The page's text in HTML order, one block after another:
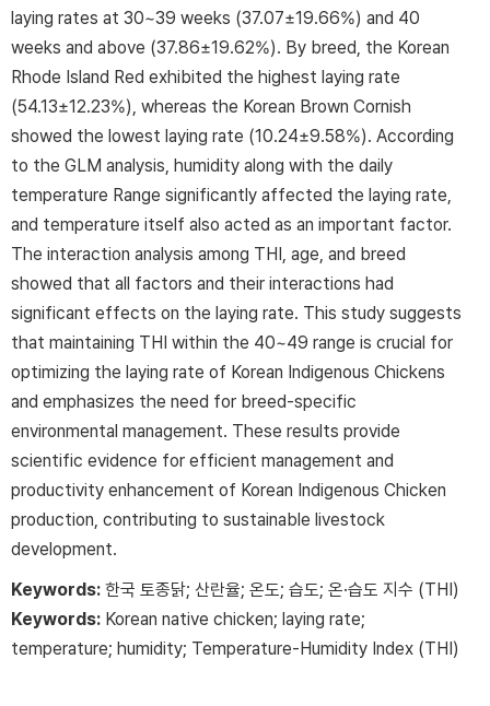
laying rates at 30~39 weeks (37.07±19.66%) and 40
weeks and above (37.86±19.62%). By breed, the Korean
Rhode Island Red exhibited the highest laying rate
(54.13±12.23%), whereas the Korean Brown Cornish
showed the lowest laying rate (10.24±9.58%). According
to the GLM analysis, humidity along with the daily
temperature Range significantly affected the laying rate,
and temperature itself also acted as an important factor.
The interaction analysis among THI, age, and breed
showed that all factors and their interactions had
significant effects on the laying rate. This study suggests
that maintaining THI within the 40~49 range is crucial for
optimizing the laying rate of Korean Indigenous Chickens
and emphasizes the need for breed-specific
environmental management. These results provide
scientific evidence for efficient management and
productivity enhancement of Korean Indigenous Chicken
production, contributing to sustainable livestock
development.
Keywords: 한국 토종닭; 산란율; 온도; 습도; 온·습도 지수 (THI)
Keywords: Korean native chicken; laying rate;
temperature; humidity; Temperature-Humidity Index (THI)